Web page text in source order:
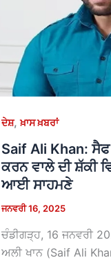
ਦੇਸ਼,ਖ਼ਾਸ ਖ਼ਬਰਾਂ
Saif Ali Khan: ਸੈਫ
ਕਰਨ ਵਾਲੇ ਦੀ ਸ਼ੱਕੀ
ਆਈ ਸਾਹਮਣੇ
ਜਨਵਰੀ 16, 2025
ਚੰਡੀਗੜ੍ਹ, 16 ਜਨਵਰੀ
ਅਲੀ ਖਾਨ (Saif Ali